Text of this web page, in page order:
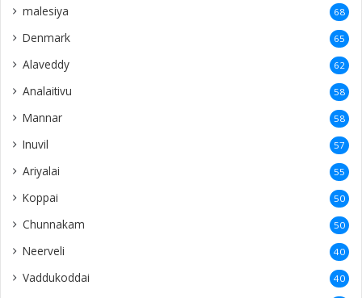
malesiya 68
Denmark 65
Alaveddy 62
Analaitivu 58
Mannar 58
Inuvil 57
Ariyalai 55
Koppai 50
Chunnakam 50
Neerveli 40
Vaddukoddai 40